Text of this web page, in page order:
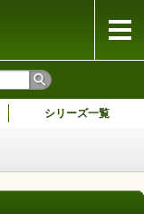
シリーズ一覧